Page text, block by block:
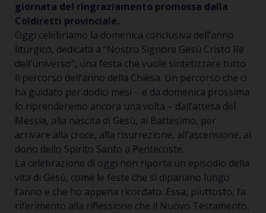
giornata del ringraziamento promossa dalla
Coldiretti provinciale.
Oggi celebriamo la domenica conclusiva dell’anno
liturgico, dedicata a “Nostro Signore Gesù Cristo Re
dell’universo”, una festa che vuole sintetizzare tutto
il percorso dell’anno della Chiesa. Un percorso che ci
ha guidato per dodici mesi – e da domenica prossima
lo riprenderemo ancora una volta – dall’attesa del
Messia, alla nascita di Gesù, al Battesimo, per
arrivare alla croce, alla risurrezione, all’ascensione, al
dono dello Spirito Santo a Pentecoste.
La celebrazione di oggi non riporta un episodio della
vita di Gesù, come le feste che si dipanano lungo
l’anno e che ho appena ricordato. Essa, piuttosto, fa
riferimento alla riflessione che il Nuovo Testamento,